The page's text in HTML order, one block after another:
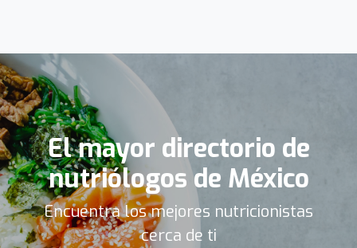
El mayor directorio de
nutriólogos de México
Encuentra los mejores nutricionistas
cerca de ti